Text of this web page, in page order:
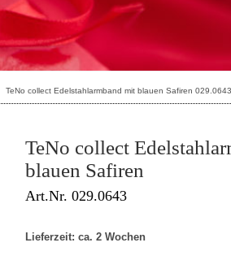
TeNo collect Edelstahlarmband mit blauen Safiren 029.0643
TeNo collect
blauen Safiren
Art.Nr. 029.0643
Lieferzeit: ca. 2 Wochen